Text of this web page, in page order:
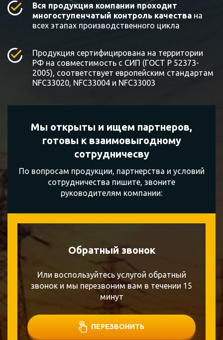
Вся продукция компании проходит
многоступенчатый контроль качества на
всех этапах производственного цикла
Продукция сертифицирована на территории
РФ на совместимость с СИП (ГОСТ Р 52373-
2005), соответствует европейским стандартам
NFC33020, NFC33004 и NFC33003
Мы открыты и ищем партнеров,
готовы квзаимовыгодному
сотрудничесву
По вопросам продукции, партнерства и условий
сотрудничества пишите, звоните
руководителям компании:
Обратный звонок
Или воспользуйтесь услугой обратный
звонок и мы перезвоним вам в течении 15
минут
ПЕРЕЗВОНИТЬ